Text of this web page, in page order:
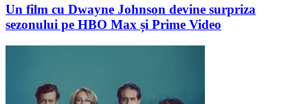
Un film cu Dwayne Johnson devine surpriza
sezonului pe HBO Max și Prime Video